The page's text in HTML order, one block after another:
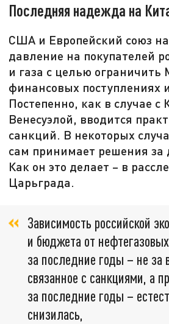
Последняя надежда на
США и Европейский союз
давление на покупателей
и газа с целью ограничить
финансовых поступлениях
Постепенно, как в случае с
Венесуэлой, вводится
санкций. В некоторых
сам принимает решения за
Как он это делает – в
Царьграда.
Зависимость российской
и бюджета от
за последние годы – не за
связанное с санкциями, а
за последние годы –
снизилась,